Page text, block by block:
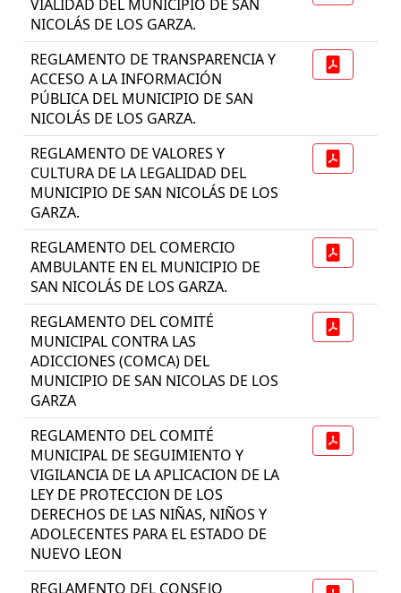
VIALIDAD DEL MUNICIPIO DE SAN
NICOLÁS DE LOS GARZA.
REGLAMENTO DE TRANSPARENCIA Y
ACCESO A LA INFORMACIÓN
PÚBLICA DEL MUNICIPIO DE SAN
NICOLÁS DE LOS GARZA.
REGLAMENTO DE VALORES Y
CULTURA DE LA LEGALIDAD DEL
MUNICIPIO DE SAN NICOLÁS DE LOS
GARZA.
REGLAMENTO DEL COMERCIO
AMBULANTE EN EL MUNICIPIO DE
SAN NICOLÁS DE LOS GARZA.
REGLAMENTO DEL COMITÉ
MUNICIPAL CONTRA LAS
ADICCIONES (COMCA) DEL
MUNICIPIO DE SAN NICOLAS DE LOS
GARZA
REGLAMENTO DEL COMITÉ
MUNICIPAL DE SEGUIMIENTO Y
VIGILANCIA DE LA APLICACION DE LA
LEY DE PROTECCION DE LOS
DERECHOS DE LAS NIÑAS, NIÑOS Y
ADOLECENTES PARA EL ESTADO DE
NUEVO LEON
REGLAMENTO DEL CONSEJO